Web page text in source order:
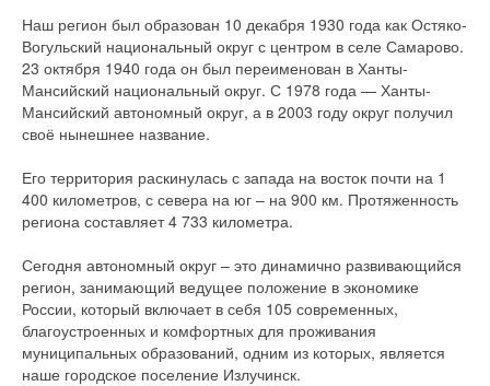
Наш регион был образован 10 декабря 1930 года как Остяко-
Вогульский национальный округ с центром в селе Самарово.
23 октября 1940 года он был переименован в Ханты-
Мансийский национальный округ. С 1978 года — Ханты-
Мансийский автономный округ, а в 2003 году округ получил
своё нынешнее название.
Его территория раскинулась с запада на восток почти на 1
400 километров, с севера на юг – на 900 км. Протяженность
региона составляет 4 733 километра.
Сегодня автономный округ – это динамично развивающийся
регион, занимающий ведущее положение в экономике
России, который включает в себя 105 современных,
благоустроенных и комфортных для проживания
муниципальных образований, одним из которых, является
наше городское поселение Излучинск.